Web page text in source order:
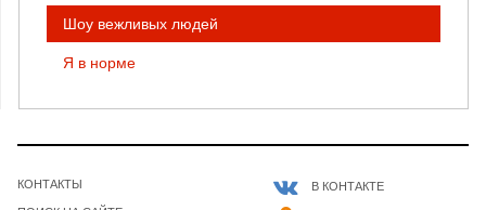
Шоу вежливых людей
Я в норме
КОНТАКТЫ В КОНТАКТЕ